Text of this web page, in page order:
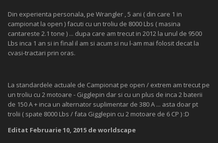
Din experienta personala, pe Wrangler , 5 ani ( din care 1 in
campionat la open ) facuti cu un troliu de 8000 Lbs ( masina
cantareste 2.1 tone ) ... dupa care am trecut in 2012 la unul de 9500
Lbs inca 1 an si in final il am si acum si nu l-am mai folosit decat la
cvasi-tractari prin oras.
La standardele actuale de Campionat pe open / extrem am trecut pe
un troliu cu 2 motoare - Gigglepin dar si cu un plus de inca 2 baterii
de 150 A + inca un alternator suplimentar de 380 A ... asta doar pt
trolii ( spate 8000 Lbs / fata Gigglepin cu 2 motoare de 6 CP ) :D
Editat Februarie 10, 2015 de worldscape